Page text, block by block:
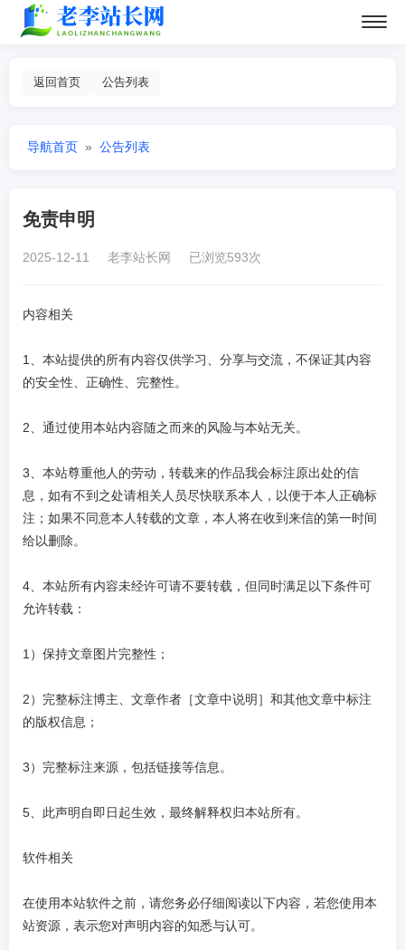
返回首页 公告列表
导航首页 » 公告列表
免责申明
2025-12-11 老李站长网 已浏览593次
内容相关
1、本站提供的所有内容仅供学习、分享与交流，不保证其内容
的安全性、正确性、完整性。
2、通过使用本站内容随之而来的风险与本站无关。
3、本站尊重他人的劳动，转载来的作品我会标注原出处的信
息，如有不到之处请相关人员尽快联系本人，以便于本人正确标
注；如果不同意本人转载的文章，本人将在收到来信的第一时间
给以删除。
4、本站所有内容未经许可请不要转载，但同时满足以下条件可
允许转载：
1）保持文章图片完整性；
2）完整标注博主、文章作者［文章中说明］和其他文章中标注
的版权信息；
3）完整标注来源，包括链接等信息。
5、此声明自即日起生效，最终解释权归本站所有。
软件相关
在使用本站软件之前，请您务必仔细阅读以下内容，若您使用本
站资源，表示您对声明内容的知悉与认可。